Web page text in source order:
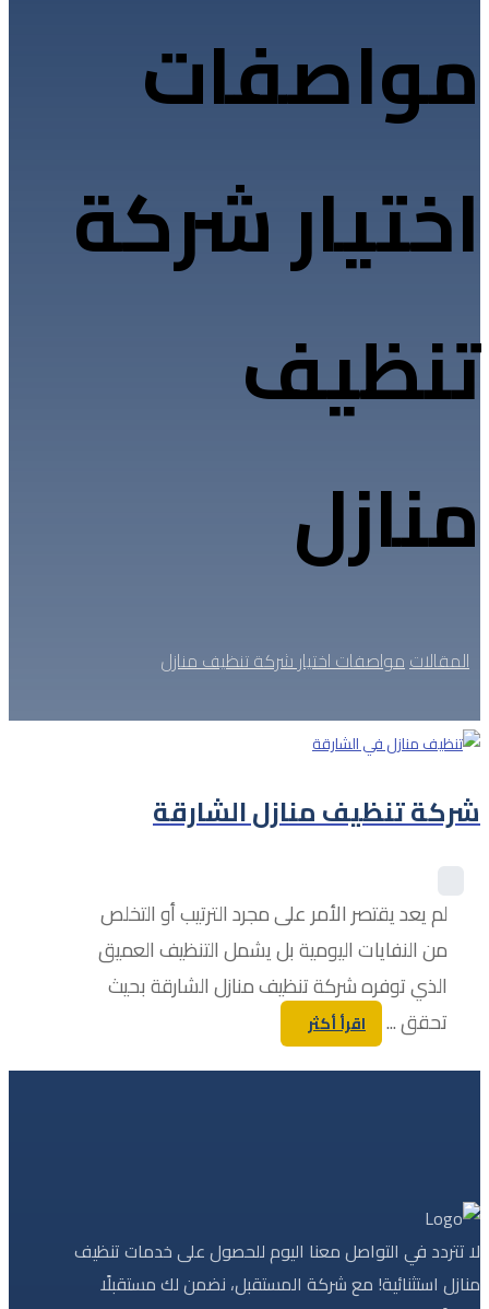
مواصفات
اختيار شركة
تنظيف
منازل
المقالاتمواصفات اختيار شركة تنظيف منازل
شركة تنظيف منازل الشارقة
لم يعد يقتصر الأمر على مجرد الترتيب أو التخلص
من النفايات اليومية بل يشمل التنظيف العميق
الذي توفره شركة تنظيف منازل الشارقة بحيث
تحقق ...
اقرأ أكثر
لا تتردد في التواصل معنا اليوم للحصول على خدمات تنظيف
منازل استثنائية! مع شركة المستقبل، نضمن لك مستقبلًا